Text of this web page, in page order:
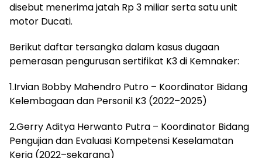
disebut menerima jatah Rp 3 miliar serta satu unit
motor Ducati.
Berikut daftar tersangka dalam kasus dugaan
pemerasan pengurusan sertifikat K3 di Kemnaker:
1.Irvian Bobby Mahendro Putro – Koordinator Bidang
Kelembagaan dan Personil K3 (2022–2025)
2.Gerry Aditya Herwanto Putra – Koordinator Bidang
Pengujian dan Evaluasi Kompetensi Keselamatan
Kerja (2022–sekarang)